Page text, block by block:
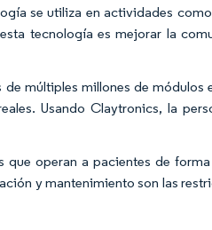
se utiliza en actividades
tecnología es mejorar la
múltiples millones de módulos
Usando Claytronics, la
operan a pacientes de
y mantenimiento son las